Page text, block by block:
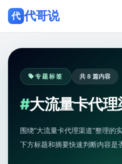
代 代哥说
专题标签 共 8 篇内容
#大流量卡代理
围绕“大流量卡代理渠道”整理的
下方标题和摘要快速判断内容是